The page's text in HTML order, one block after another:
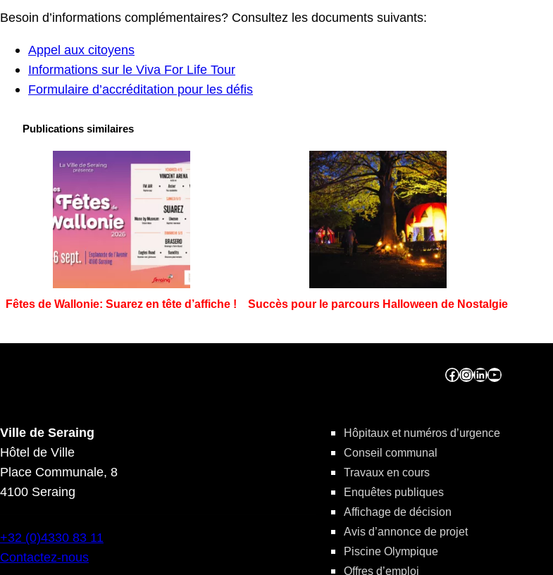
Besoin d’informations complémentaires? Consultez les documents suivants:
Appel aux citoyens
Informations sur le Viva For Life Tour
Formulaire d’accréditation pour les défis
Publications similaires
Fêtes de Wallonie: Suarez en tête d’affiche ! Succès pour le parcours Halloween de Nostalgie
Facebook ville de seraing Instragram ville de seraing linkedin – ville de seraing YouTube
Ville de Seraing
Hôtel de Ville
Place Communale, 8
4100 Seraing
+32 (0)4330 83 11
Contactez-nous
Hôpitaux et numéros d’urgence
Conseil communal
Travaux en cours
Enquêtes publiques
Affichage de décision
Avis d’annonce de projet
Piscine Olympique
Offres d’emploi